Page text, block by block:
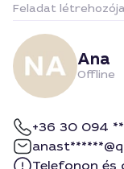
Feladat létrehozója
Ana
Offline
+36 30 094
Telefonon és